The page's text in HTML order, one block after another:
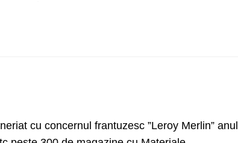
cu concernul frantuzesc ”Leroy Merlin” anul